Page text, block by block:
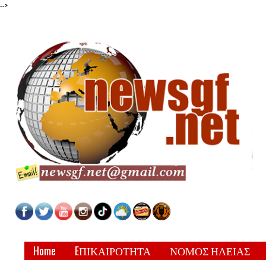
-->
Home EΠΙΚΑΙΡΟΤΗΤΑ ΝΟΜΟΣ ΗΛΕΙΑΣ